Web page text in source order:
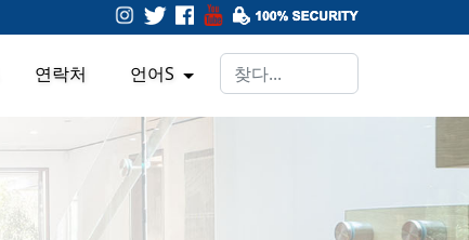
연락처 언어s